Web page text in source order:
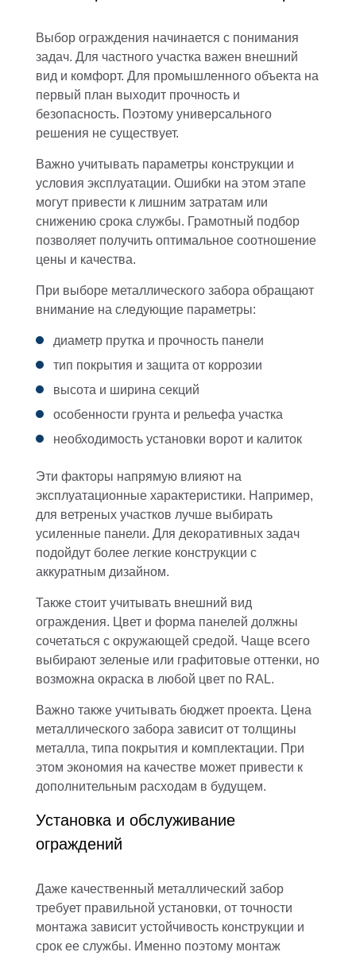
Выбор ограждения начинается с понимания
задач. Для частного участка важен внешний
вид и комфорт. Для промышленного объекта на
первый план выходит прочность и
безопасность. Поэтому универсального
решения не существует.
Важно учитывать параметры конструкции и
условия эксплуатации. Ошибки на этом этапе
могут привести к лишним затратам или
снижению срока службы. Грамотный подбор
позволяет получить оптимальное соотношение
цены и качества.
При выборе металлического забора обращают
внимание на следующие параметры:
диаметр прутка и прочность панели
тип покрытия и защита от коррозии
высота и ширина секций
особенности грунта и рельефа участка
необходимость установки ворот и калиток
Эти факторы напрямую влияют на
эксплуатационные характеристики. Например,
для ветреных участков лучше выбирать
усиленные панели. Для декоративных задач
подойдут более легкие конструкции с
аккуратным дизайном.
Также стоит учитывать внешний вид
ограждения. Цвет и форма панелей должны
сочетаться с окружающей средой. Чаще всего
выбирают зеленые или графитовые оттенки, но
возможна окраска в любой цвет по RAL.
Важно также учитывать бюджет проекта. Цена
металлического забора зависит от толщины
металла, типа покрытия и комплектации. При
этом экономия на качестве может привести к
дополнительным расходам в будущем.
Установка и обслуживание
ограждений
Даже качественный металлический забор
требует правильной установки, от точности
монтажа зависит устойчивость конструкции и
срок ее службы. Именно поэтому монтаж